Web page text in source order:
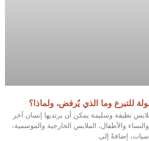
للتبرع وما الذي يُرفض، ولماذا؟
نظيفة وسليمة يمكن أن يرتديها إنسان آخر
والأطفال، الملابس الخارجية والموسمية،
إضافةً إلى